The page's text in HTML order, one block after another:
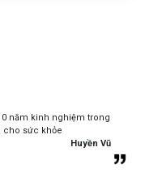
năm kinh nghiệm trong
cho sức khỏe
Huyền Vũ